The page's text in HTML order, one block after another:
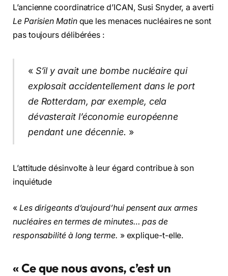
L’ancienne coordinatrice d’ICAN, Susi Snyder, a averti
Le Parisien Matinque les menaces nucléaires ne sont
pas toujours délibérées :
« S’il y avait une bombe nucléaire qui
explosait accidentellement dans le port
de Rotterdam, par exemple, cela
dévasterait l’économie européenne
pendant une décennie. »
L’attitude désinvolte à leur égard contribue à son
inquiétude
« Les dirigeants d’aujourd’hui pensent aux armes
nucléaires en termes de minutes… pas de
responsabilité à long terme. » explique-t-elle.
« Ce que nous avons, c’est un